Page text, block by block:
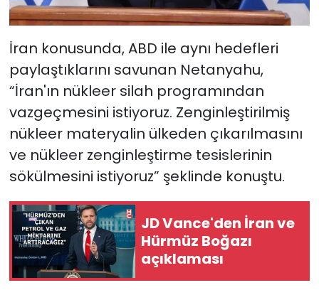
İran konusunda, ABD ile aynı hedefleri
paylaştıklarını savunan Netanyahu,
“İran'ın nükleer silah programından
vazgeçmesini istiyoruz. Zenginleştirilmiş
nükleer materyalin ülkeden çıkarılmasını
ve nükleer zenginleştirme tesislerinin
sökülmesini istiyoruz” şeklinde konuştu.
JD Vance'den İran ve
Hürmüz Boğazı
açıklaması